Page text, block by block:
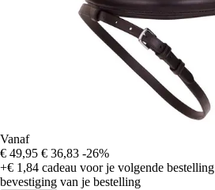
Vanaf
€ 49,95 € 36,83 -26%
+€ 1,84 cadeau voor je volgende bestelling
bevestiging van je bestelling